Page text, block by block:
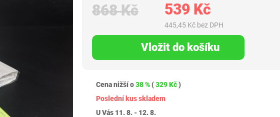
868 Kč 539 Kč
445,45 Kč bez DPH
Vložit do košíku
Cena nižší o38 % (329 Kč)
Poslední kus skladem
U Vás 11. 8. - 12. 8.